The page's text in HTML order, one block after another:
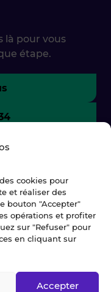
cookies pour
et réaliser des
bouton "Accepter"
opérations et profiter
sur "Refuser" pour
en cliquant sur
Accepter
là pour vous
étape.